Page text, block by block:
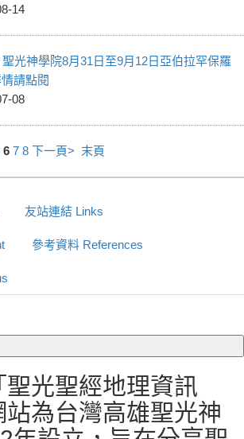
14
聖光神學院8月31日至9月12日亞伯拉罕保羅
請點閱
08
6 7 8 下一頁> 末頁
友站連結 Links
參考資料 References
光聖經地理資訊
為台灣高雄聖光神